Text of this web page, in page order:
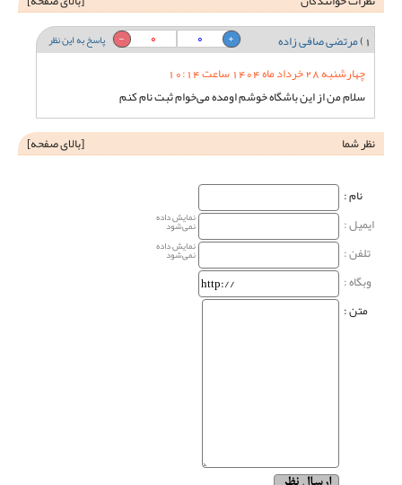
1) مرتضی صافی زاده پاسخ به این نظر 0
0
چهارشنبه 28 خرداد ماه 1404 ساعت 10:14
سلام من از این باشگاه خوشم اومده می‌خوام ثبت نام کنم
نظر شما
[بالای صفحه]
نام‌ :
ایمیل :
نمایش داده
نمی‌شود
تلفن : نمایش داده
نمی‌شود
وبگاه‌ :
متن :